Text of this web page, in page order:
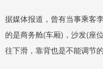
据媒体报道，曾有当事乘客
的是商务舱(车厢)，沙发(座
往下滑，靠背也是不能调节